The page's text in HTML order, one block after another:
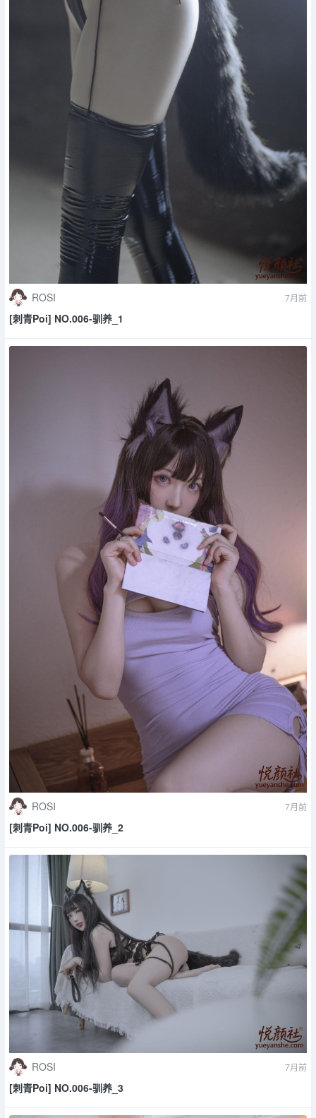
ROSI 7月前
[刺青Poi] NO.006-驯养_1
ROSI 7月前
[刺青Poi] NO.006-驯养_2
ROSI 7月前
[刺青Poi] NO.006-驯养_3